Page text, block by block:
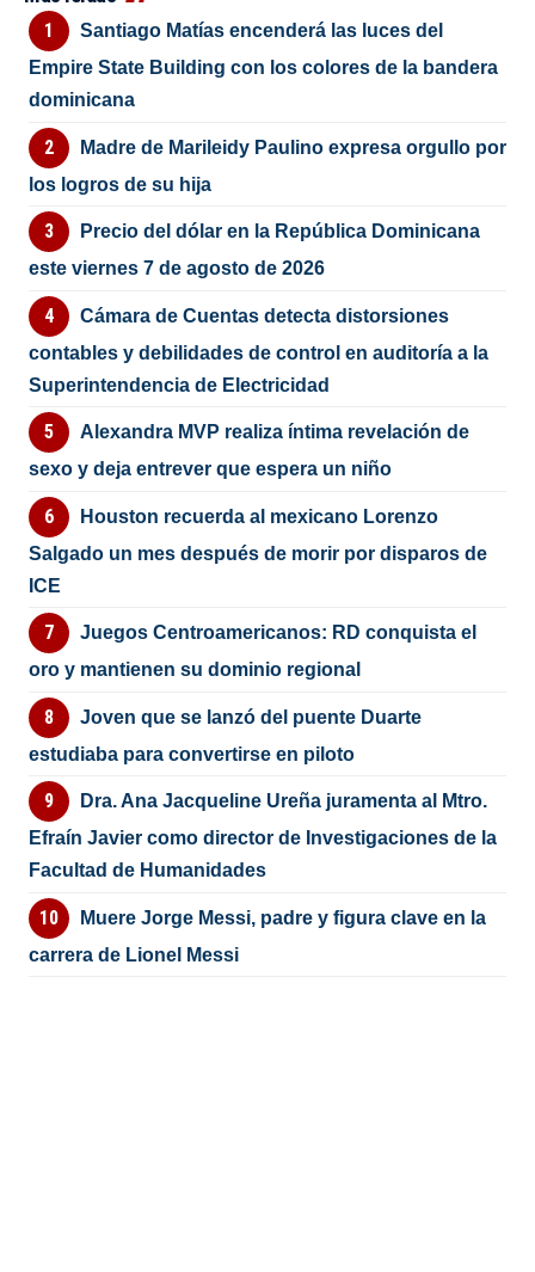
Santiago Matías encenderá las luces del
Empire State Building con los colores de la bandera
dominicana
Madre de Marileidy Paulino expresa orgullo por
los logros de su hija
Precio del dólar en la República Dominicana
este viernes 7 de agosto de 2026
Cámara de Cuentas detecta distorsiones
contables y debilidades de control en auditoría a la
Superintendencia de Electricidad
Alexandra MVP realiza íntima revelación de
sexo y deja entrever que espera un niño
Houston recuerda al mexicano Lorenzo
Salgado un mes después de morir por disparos de
ICE
Juegos Centroamericanos: RD conquista el
oro y mantienen su dominio regional
Joven que se lanzó del puente Duarte
estudiaba para convertirse en piloto
Dra. Ana Jacqueline Ureña juramenta al Mtro.
Efraín Javier como director de Investigaciones de la
Facultad de Humanidades
Muere Jorge Messi, padre y figura clave en la
carrera de Lionel Messi